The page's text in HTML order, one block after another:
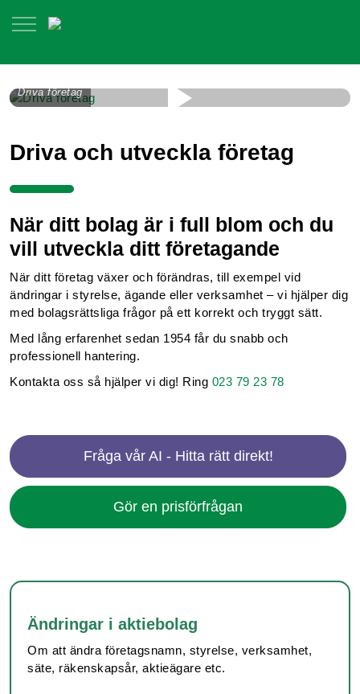
Driva och utveckla företag
När ditt bolag är i full blom och du
vill utveckla ditt företagande
När ditt företag växer och förändras, till exempel vid
ändringar i styrelse, ägande eller verksamhet – vi hjälper dig
med bolagsrättsliga frågor på ett korrekt och tryggt sätt.
Med lång erfarenhet sedan 1954 får du snabb och
professionell hantering.
Kontakta oss så hjälper vi dig! Ring 023 79 23 78
Fråga vår AI - Hitta rätt direkt!
Gör en prisförfrågan
Driva företag
Ändringar i aktiebolag
Om att ändra företagsnamn, styrelse, verksamhet,
säte, räkenskapsår, aktieägare etc.